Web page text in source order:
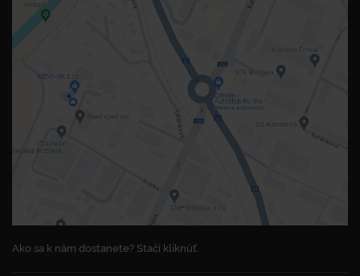
Ako sa k nám dostanete? Stačí kliknúť.